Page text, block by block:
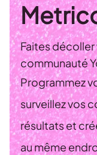
Faites
communauté
Programmez
surveillez vos
résultats et
au même